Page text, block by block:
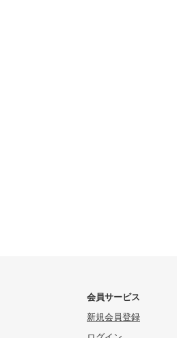
会員サービス
新規会員登録